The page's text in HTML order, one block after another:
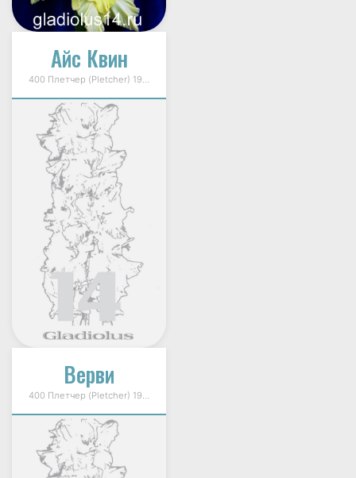
Айс Квин
400 Плетчер (Pletcher) 1996г.
Верви
400 Плетчер (Pletcher) 1994г.